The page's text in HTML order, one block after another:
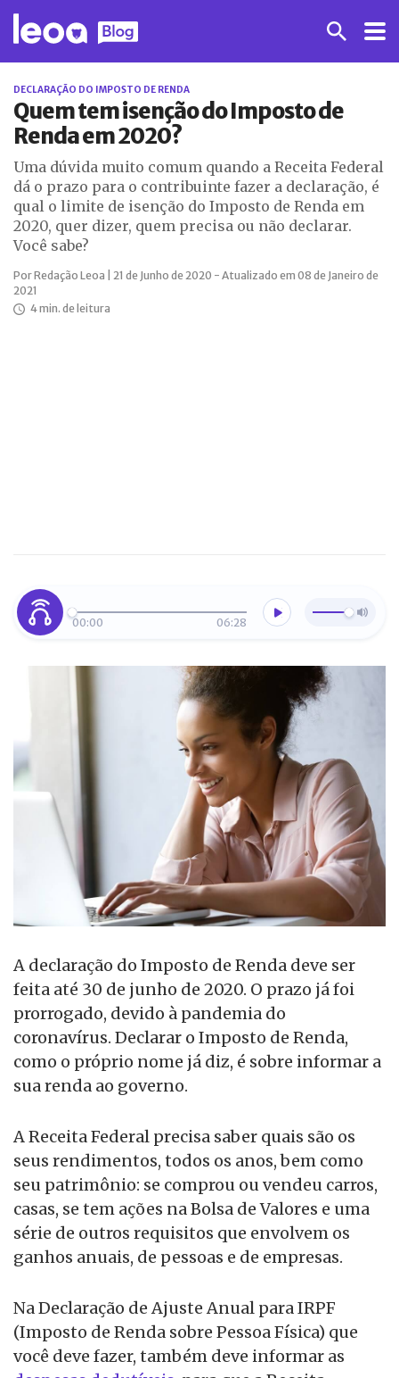
DECLARAÇÃO DO IMPOSTO DE RENDA
Quem tem isenção do Imposto de
Renda em 2020?
Uma dúvida muito comum quando a Receita Federal
dá o prazo para o contribuinte fazer a declaração, é
qual o limite de isenção do Imposto de Renda em
2020, quer dizer, quem precisa ou não declarar.
Você sabe?
Por Redação Leoa | 21 de Junho de 2020 - Atualizado em 08 de Janeiro de
2021
4 min. de leitura
00:00 06:28
A declaração do Imposto de Renda deve ser
feita até 30 de junho de 2020. O prazo já foi
prorrogado, devido à pandemia do
coronavírus. Declarar o Imposto de Renda,
como o próprio nome já diz, é sobre informar a
sua renda ao governo.
A Receita Federal precisa saber quais são os
seus rendimentos, todos os anos, bem como
seu patrimônio: se comprou ou vendeu carros,
casas, se tem ações na Bolsa de Valores e uma
série de outros requisitos que envolvem os
ganhos anuais, de pessoas e de empresas.
Na Declaração de Ajuste Anual para IRPF
(Imposto de Renda sobre Pessoa Física) que
você deve fazer, também deve informar as